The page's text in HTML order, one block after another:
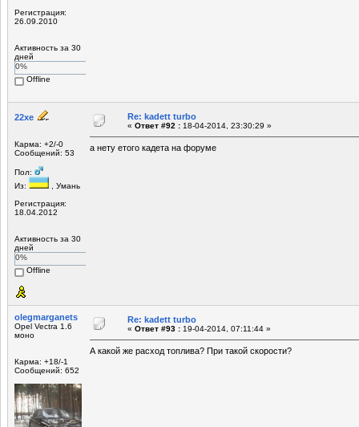
Регистрация:
26.09.2010
Активность за 30
дней
0%
Offline
22xe
Карма: +2/-0
Сообщений: 53
Пол:
Из:
, Умань
Регистрация:
18.04.2012
Активность за 30
дней
0%
Offline
Re: kadett turbo
« Ответ #92 : 18-04-2014, 23:30:29 »
а нету етого кадета на форуме
olegmarganets
Opel Vectra 1.6
моно
Карма: +18/-1
Сообщений: 652
Re: kadett turbo
« Ответ #93 : 19-04-2014, 07:11:44 »
А какой же расход топлива? При такой скорости?